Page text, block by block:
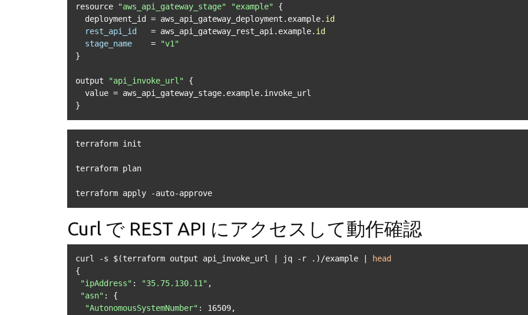
resource "aws_api_gateway_stage" "example" {
  deployment_id = aws_api_gateway_deployment.example.
id
rest_api_id
= aws_api_gateway_rest_api.example. id
stage_name
=
"v1"
}
output "api_invoke_url" {
}
terraform init
terraform plan
terraform apply -auto-approve
Curl で REST API にアクセスして動作確認
curl -s $(terraform output api_invoke_url | jq -r .)/example |
head
{
"ipAddress" : "35.75.130.11" ,
"asn" : {
"AutonomousSystemNumber" : 16509,